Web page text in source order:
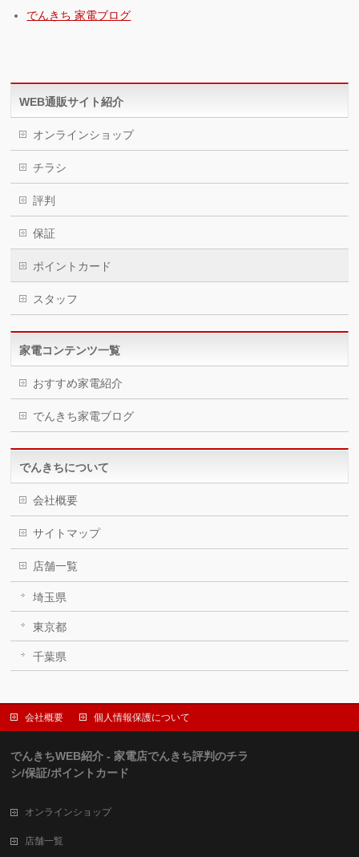
でんきち 家電ブログ
WEB通販サイト紹介
オンラインショップ
チラシ
評判
保証
ポイントカード
スタッフ
家電コンテンツ一覧
おすすめ家電紹介
でんきち家電ブログ
でんきちについて
会社概要
サイトマップ
店舗一覧
埼玉県
東京都
千葉県
会社概要 個人情報保護について
でんきちWEB紹介 - 家電店でんきち評判のチラ
シ/保証/ポイントカード
オンラインショップ
店舗一覧